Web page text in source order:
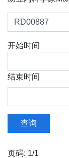
开始时间
结束时间
查询
页码: 1/1